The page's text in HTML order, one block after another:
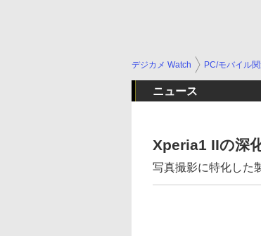
デジカメ Watch PC/モバイル
ニュース
Xperia1 IIの深
写真撮影に特化した